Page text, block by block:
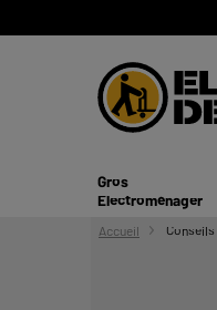
Gros
Electroménager
Accueil Conseils